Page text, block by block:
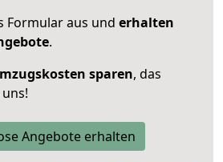
Formular aus und erhalten
.
sparen, das
Angebote erhalten